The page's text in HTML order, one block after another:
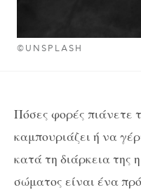
©UNSPLASH
Πόσες φορές πιάνετε
καμπουριάζει ή να
κατά τη διάρκεια
σώματος είναι ένα